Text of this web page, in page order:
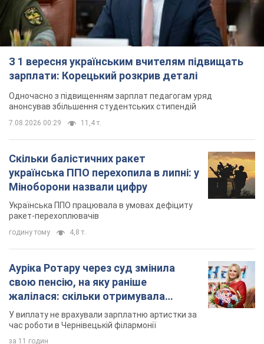
7.08.2026 00:29
Скільки балістичних ракет
українська ППО перехопила в липні: у
Міноборони назвали цифру
ракет-перехоплювачів
Ауріка Ротару через суд змінила
свою пенсію, на яку раніше
жалілася: скільки отримувала
співачка
час роботи в Чернівецькій філармонії